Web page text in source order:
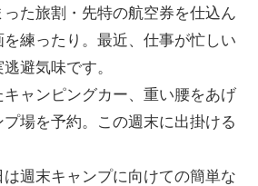
た旅割・先特の航空券を仕込ん
練ったり。最近、仕事が忙しい
避気味です。
ャンピングカー、重い腰をあげ
場を予約。この週末に出掛ける
週末キャンプに向けての簡単な